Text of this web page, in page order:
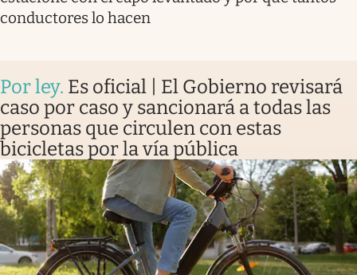
conductores lo hacen
Por ley. Es oficial | El Gobierno revisará
caso por caso y sancionará a todas las
personas que circulen con estas
bicicletas por la vía pública